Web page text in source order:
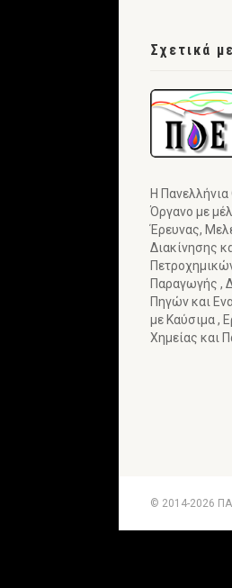
Σχετικά
Η Πανελλήνια
Όργανο με
Έρευνας,
Διακίνησης
Παραγωγής ,
Πηγών και
με Καύσιμα ,
Χημείας και
© 2014-2026